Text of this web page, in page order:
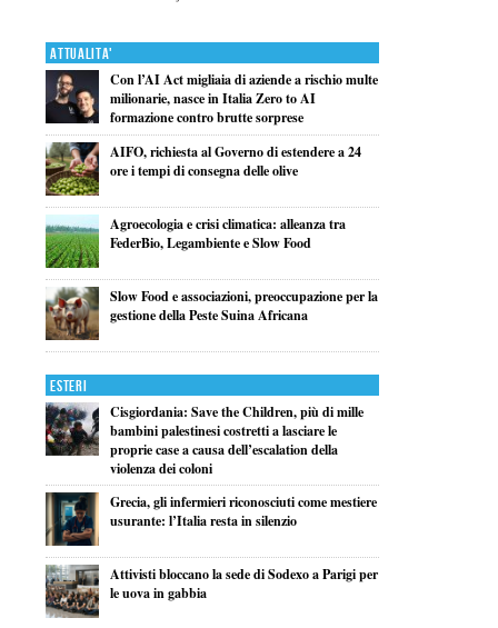
Attualita'
Con l’AI Act migliaia di aziende a rischio multe
milionarie, nasce in Italia Zero to AI
formazione contro brutte sorprese
AIFO, richiesta al Governo di estendere a 24
ore i tempi di consegna delle olive
Agroecologia e crisi climatica: alleanza tra
FederBio, Legambiente e Slow Food
Slow Food e associazioni, preoccupazione per la
gestione della Peste Suina Africana
Esteri
Cisgiordania: Save the Children, più di mille
bambini palestinesi costretti a lasciare le
proprie case a causa dell’escalation della
violenza dei coloni
Grecia, gli infermieri riconosciuti come mestiere
usurante: l’Italia resta in silenzio
Attivisti bloccano la sede di Sodexo a Parigi per
le uova in gabbia